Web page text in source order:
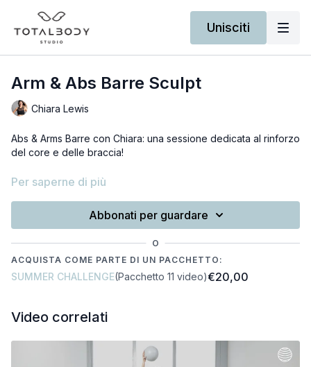
Unisciti
Arm & Abs Barre Sculpt
Chiara Lewis
Abs & Arms Barre con Chiara: una sessione dedicata al rinforzo
del core e delle braccia!
Per completare questo allenamento avrai bisogno di un paio di
Per tenere alta la motivazione ecco il link per la playlist che
RECOMMENDED SPOTIFY PLAYLIST
Per saperne di più
Abbonati per guardare
O
ACQUISTA COME PARTE DI UN PACCHETTO:
SUMMER CHALLENGE(Pacchetto 11 video)€20,00
Video correlati